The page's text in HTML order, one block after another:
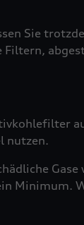
Sie
Filtern,
nutzen.
Minimum.